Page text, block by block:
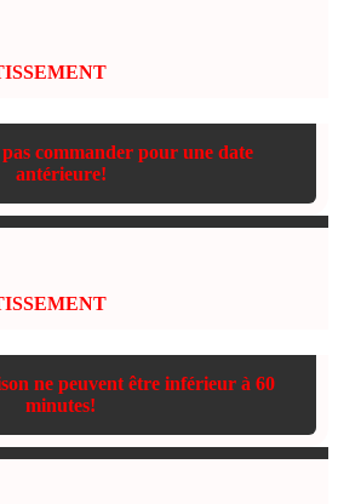
commander pour une date
antérieure!
ne peuvent être inférieur à 60
minutes!